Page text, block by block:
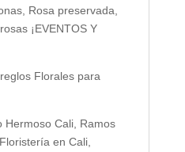
Rosa preservada,
¡EVENTOS Y
Florales para
Hermoso Cali, Ramos
en Cali,